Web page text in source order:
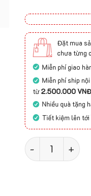
Đặt mua
chưa từng
Miễn phí giao
Miễn phí ship
từ2.500.000 VNĐ
Nhiều quà tặng
Tiết kiệm lên tới
Thảm trải lối đi